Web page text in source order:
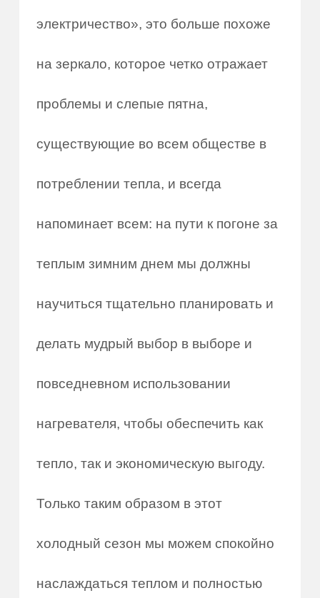
электричество», это больше похоже
на зеркало, которое четко отражает
проблемы и слепые пятна,
существующие во всем обществе в
потреблении тепла, и всегда
напоминает всем: на пути к погоне за
теплым зимним днем мы должны
научиться тщательно планировать и
делать мудрый выбор в выборе и
повседневном использовании
нагревателя, чтобы обеспечить как
тепло, так и экономическую выгоду.
Только таким образом в этот
холодный сезон мы можем спокойно
наслаждаться теплом и полностью